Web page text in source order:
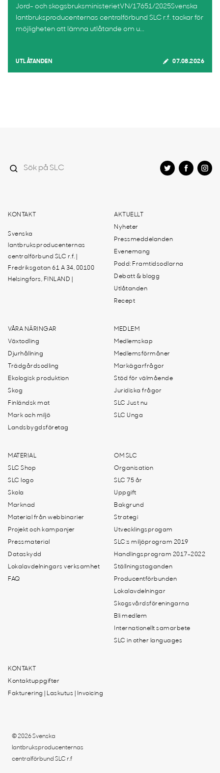
Jord- och skogsbruksministerietVN/17651/2025Svenska
lantbruksproducenternas centralförbund SLC r.f. tackar för
möjligheten att lämna utlåtande om u...
UTLÅTANDEN 07.08.2026
KONTAKT
Svenska
lantbruksproducenternas
centralförbund SLC r.f. |
Fredriksgatan 61 A 34, 00100
Helsingfors, FINLAND |
AKTUELLT
Nyheter
Pressmeddelanden
Evenemang
Podd: Framtidsodlarna
Debatt & blogg
Utlåtanden
Recept
VÅRA NÄRINGAR
Växtodling
Djurhållning
Trädgårdsodling
Ekologisk produktion
Skog
Finländsk mat
Mark och miljö
Landsbygdsföretag
MEDLEM
Medlemskap
Medlemsförmåner
Markägarfrågor
Stöd för välmående
Juridiska frågor
SLC Just nu
SLC Unga
MATERIAL
SLC Shop
SLC logo
Skola
Marknad
Material från webbinarier
Projekt och kampanjer
Pressmaterial
Dataskydd
Lokalavdelningars verksamhet
FAQ
OM SLC
Organisation
SLC 75 år
Uppgift
Bakgrund
Strategi
Utvecklingsprogam
SLC:s miljöprogram 2019
Handlingsprogram 2017-2022
Ställningstaganden
Producentförbunden
Lokalavdelningar
Skogsvårdsföreningarna
Bli medlem
Internationellt samarbete
SLC in other languages
KONTAKT
Kontaktuppgifter
Fakturering | Laskutus | Invoicing
© 2026 Svenska
lantbruksproducenternas
centralförbund SLC r.f